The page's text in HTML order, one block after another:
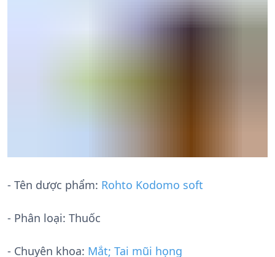
- Tên dược phẩm: Rohto Kodomo soft
- Phân loại: Thuốc
- Chuyên khoa: Mắt; Tai mũi họng